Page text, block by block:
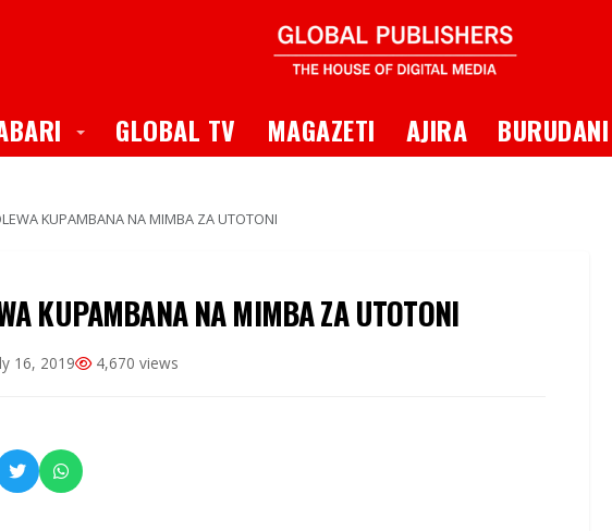
Toggle Dropdown
GLOBAL TV MAGAZETI AJIRA BURUDANI
KUPAMBANA NA MIMBA ZA UTOTONI
KUPAMBANA NA MIMBA ZA UTOTONI
16, 2019 4,670 views